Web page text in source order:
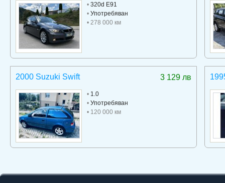
• 320d E91
• Употребяван
• 278 000 км
3 129 лв
2000 Suzuki Swift
• 1.0
• Употребяван
• 120 000 км